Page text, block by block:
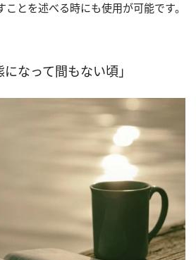
とを述べる時にも使用が可能です。
なって間もない頃」